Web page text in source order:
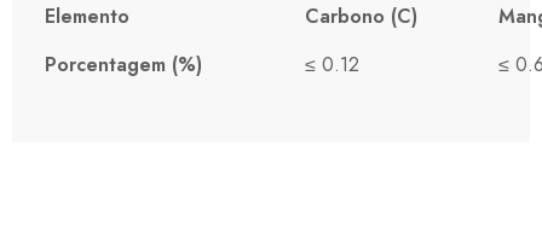
Elemento Carbono (C)
Porcentagem (%)
≤ 0.12 ≤